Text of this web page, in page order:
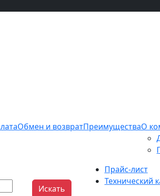
Обмен и возвратПреимуществаО
Искать
Прайс-лист
Технический